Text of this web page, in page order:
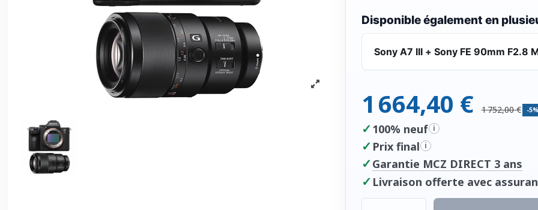
Disponible également en
Sony A7 III + Sony FE 90mm F2.8
1 664,40 € 1 752,00 € -
✓ 100% neuf i
✓ Prix final i
✓ Garantie MCZ DIRECT 3 ans
✓ Livraison offerte avec